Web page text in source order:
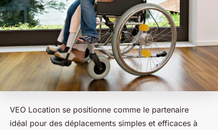
VEO Location se positionne comme le partenaire
idéal pour des déplacements simples et efficaces à